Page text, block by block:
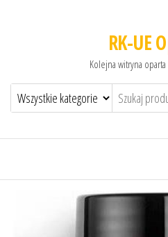
RK-UE
Kolejna witryna